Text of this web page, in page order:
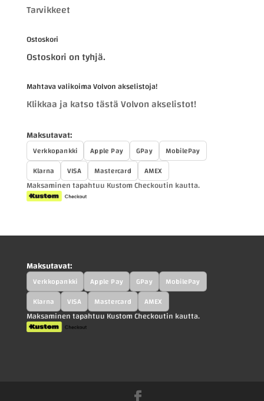
Tarvikkeet
Ostoskori
Ostoskori on tyhjä.
Mahtava valikoima Volvon akselistoja!
Klikkaa ja katso tästä Volvon akselistot!
Maksutavat:
Verkkopankki Apple Pay GPay
MobilePay
Klarna
VISA Mastercard AMEX
Maksaminen tapahtuu Kustom Checkoutin kautta.
Maksutavat:
Verkkopankki Apple Pay GPay
MobilePay
Klarna
VISA Mastercard AMEX
Maksaminen tapahtuu Kustom Checkoutin kautta.